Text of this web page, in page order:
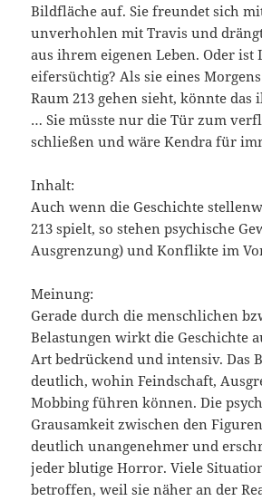
Bildfläche auf. Sie freundet sich
unverhohlen mit Travis und
aus ihrem eigenen Leben. Oder
eifersüchtig? Als sie eines
Raum 213 gehen sieht, könnte das
… Sie müsste nur die Tür zum
schließen und wäre Kendra für
Inhalt:
Auch wenn die Geschichte
213 spielt, so stehen psychische
Ausgrenzung) und Konflikte im
Meinung:
Gerade durch die menschlichen
Belastungen wirkt die Geschichte
Art bedrückend und intensiv. Das
deutlich, wohin Feindschaft,
Mobbing führen können. Die
Grausamkeit zwischen den
deutlich unangenehmer und
jeder blutige Horror. Viele
betroffen, weil sie näher an der